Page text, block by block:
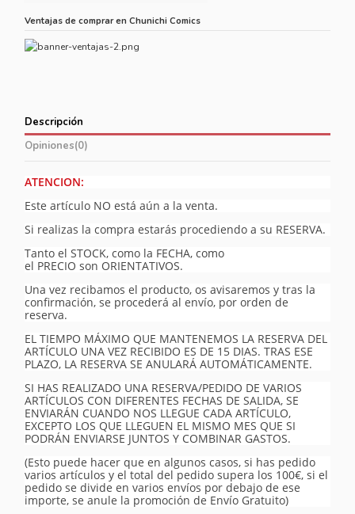
Ventajas de comprar en Chunichi Comics
Descripción
Opiniones(0)
ATENCION:
Este artículo NO está aún a la venta.
Si realizas la compra estarás procediendo a su RESERVA.
Tanto el STOCK, como la FECHA, como
el PRECIO son ORIENTATIVOS.
Una vez recibamos el producto, os avisaremos y tras la
confirmación, se procederá al envío, por orden de
reserva.
EL TIEMPO MÁXIMO QUE MANTENEMOS LA RESERVA DEL
ARTÍCULO UNA VEZ RECIBIDO ES DE 15 DIAS. TRAS ESE
PLAZO, LA RESERVA SE ANULARÁ AUTOMÁTICAMENTE.
SI HAS REALIZADO UNA RESERVA/PEDIDO DE VARIOS
ARTÍCULOS CON DIFERENTES FECHAS DE SALIDA, SE
ENVIARÁN CUANDO NOS LLEGUE CADA ARTÍCULO,
EXCEPTO LOS QUE LLEGUEN EL MISMO MES QUE SI
PODRÁN ENVIARSE JUNTOS Y COMBINAR GASTOS.
(Esto puede hacer que en algunos casos, si has pedido
varios artículos y el total del pedido supera los 100€, si el
pedido se divide en varios envíos por debajo de ese
importe, se anule la promoción de Envío Gratuito)